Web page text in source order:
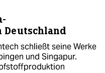
schließt seine Werke
und ‌Singapur.